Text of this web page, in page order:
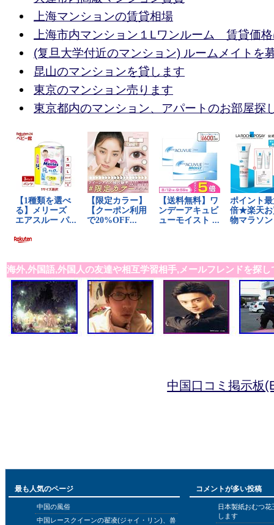
上海マンションの賃貸相場
上海市内マンション１Lワンルーム 賃貸価
(复旦大学付近のマンション) ルームメイトを
昆山のマンションを貸します
東京のマンション売ります
東京都内のマンション、アパートのお部屋探
海外,外国語,外国人の友達や相互学習相手,メールフレンドを探し
中国口コミ掲示板
最も人気のページ
中国の風俗
中国レースクイーンの翟凌(ジャイ・リン)、兽
コメントが多い投稿
日本製紙おむつ
します